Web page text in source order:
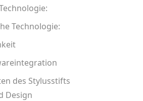
Technologie:
des Stylusstifts
Design